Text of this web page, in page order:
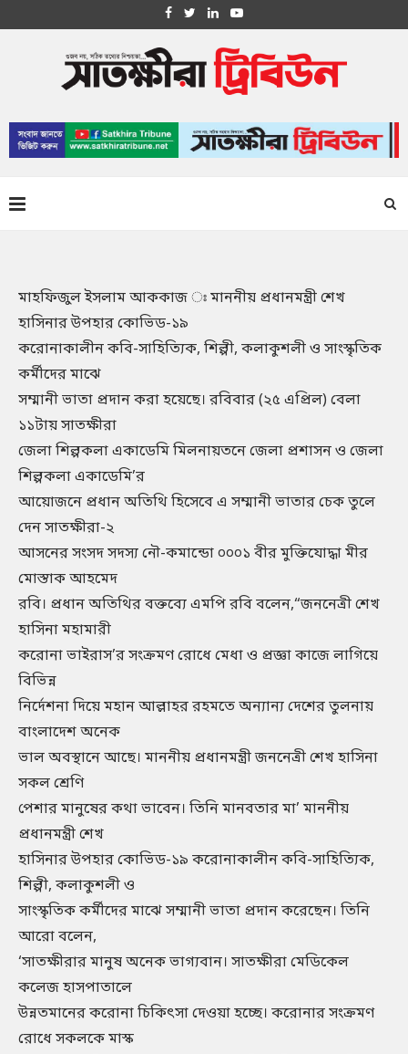
মাহফিজুল ইসলাম আককাজ ঃ মাননীয় প্রধানমন্ত্রী শেখ
হাসিনার উপহার কোভিড-১৯
করোনাকালীন কবি-সাহিত্যিক, শিল্পী, কলাকুশলী ও সাংস্কৃতিক
কর্মীদের মাঝে
সম্মানী ভাতা প্রদান করা হয়েছে। রবিবার (২৫ এপ্রিল) বেলা
১১টায় সাতক্ষীরা
জেলা শিল্পকলা একাডেমি মিলনায়তনে জেলা প্রশাসন ও জেলা
শিল্পকলা একাডেমি’র
আয়োজনে প্রধান অতিথি হিসেবে এ সম্মানী ভাতার চেক তুলে
দেন সাতক্ষীরা-২
আসনের সংসদ সদস্য নৌ-কমান্ডো ০০০১ বীর মুক্তিযোদ্ধা মীর
মোস্তাক আহমেদ
রবি। প্রধান অতিথির বক্তব্যে এমপি রবি বলেন,“জননেত্রী শেখ
হাসিনা মহামারী
করোনা ভাইরাস’র সংক্রমণ রোধে মেধা ও প্রজ্ঞা কাজে লাগিয়ে
বিভিন্ন
নির্দেশনা দিয়ে মহান আল্লাহর রহমতে অন্যান্য দেশের তুলনায়
বাংলাদেশ অনেক
ভাল অবস্থানে আছে। মাননীয় প্রধানমন্ত্রী জননেত্রী শেখ হাসিনা
সকল শ্রেণি
পেশার মানুষের কথা ভাবেন। তিনি মানবতার মা’ মাননীয়
প্রধানমন্ত্রী শেখ
হাসিনার উপহার কোভিড-১৯ করোনাকালীন কবি-সাহিত্যিক,
শিল্পী, কলাকুশলী ও
সাংস্কৃতিক কর্মীদের মাঝে সম্মানী ভাতা প্রদান করেছেন। তিনি
আরো বলেন,
‘সাতক্ষীরার মানুষ অনেক ভাগ্যবান। সাতক্ষীরা মেডিকেল
কলেজ হাসপাতালে
উন্নতমানের করোনা চিকিৎসা দেওয়া হচ্ছে। করোনার সংক্রমণ
রোধে সকলকে মাস্ক